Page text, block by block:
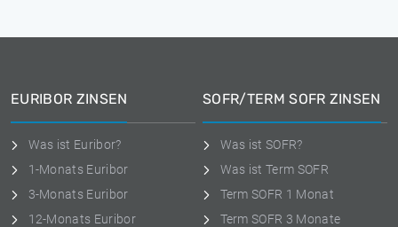
EURIBOR ZINSEN
Was ist Euribor?
1-Monats Euribor
3-Monats Euribor
12-Monats Euribor
SOFR/TERM SOFR ZINSEN
Was ist SOFR?
Was ist Term SOFR
Term SOFR 1 Monat
Term SOFR 3 Monate